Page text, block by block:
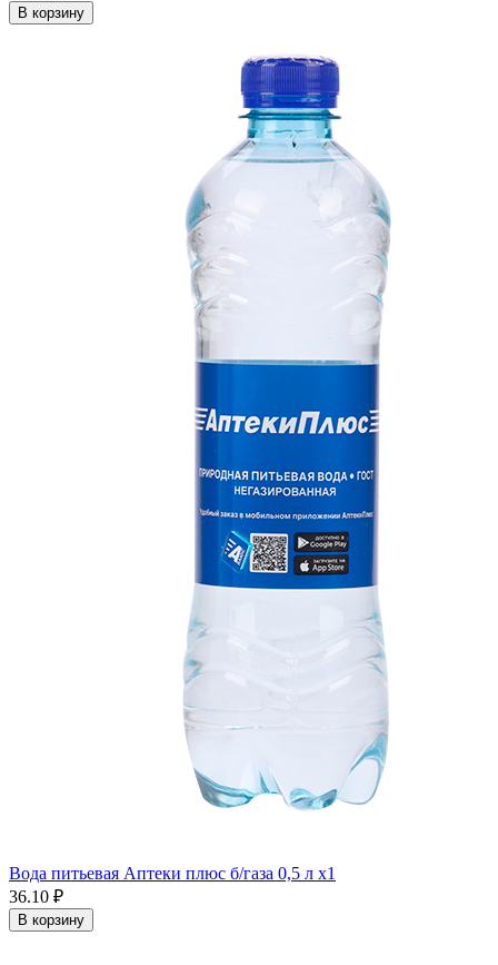
В корзину
Вода питьевая Аптеки плюс б/газа 0,5 л x1
36.10 ₽
В корзину